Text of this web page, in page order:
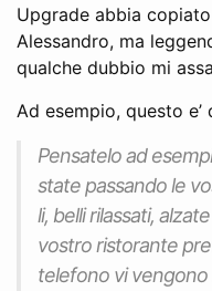
Upgrade abbia
Alessandro, ma
qualche dubbio mi
Ad esempio, questo
Pensatelo ad
state passando le
li, belli rilassati,
vostro ristorante
telefono vi vengono